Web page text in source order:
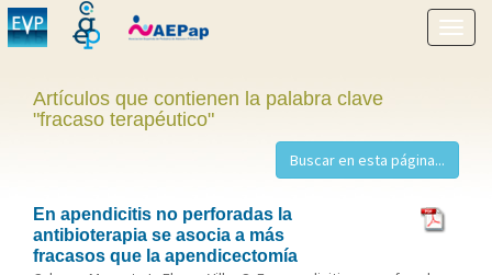
menú
Artículos que contienen la palabra clave
"fracaso terapéutico"
En apendicitis no perforadas la
antibioterapia se asocia a más
fracasos que la apendicectomía